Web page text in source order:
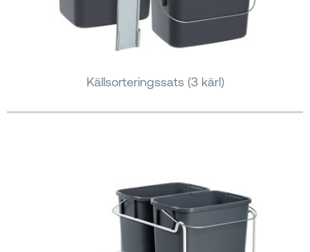
Källsorteringssats (3 kärl)